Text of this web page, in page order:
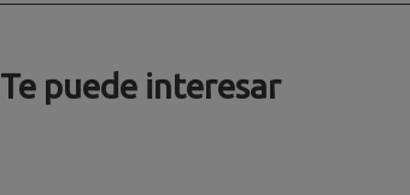
Te puede interesar